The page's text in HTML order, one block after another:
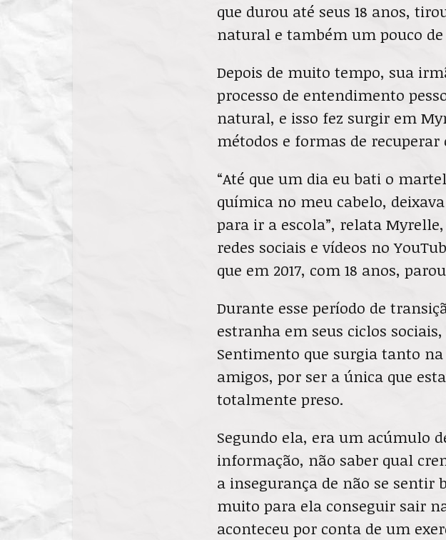
que durou até seus 18 anos,
natural e também um pouco
Depois de muito tempo, sua
processo de entendimento
natural, e isso fez surgir em
métodos e formas de
“Até que um dia eu bati o
química no meu cabelo,
para ir a escola”, relata
redes sociais e vídeos no
que em 2017, com 18 anos,
Durante esse período de
estranha em seus ciclos
Sentimento que surgia tanto
amigos, por ser a única que
totalmente preso.
Segundo ela, era um acúmulo
informação, não saber qual
a insegurança de não se sentir
muito para ela conseguir sair
aconteceu por conta de um